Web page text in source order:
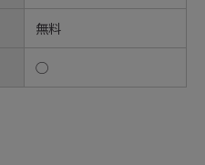
無料
◯